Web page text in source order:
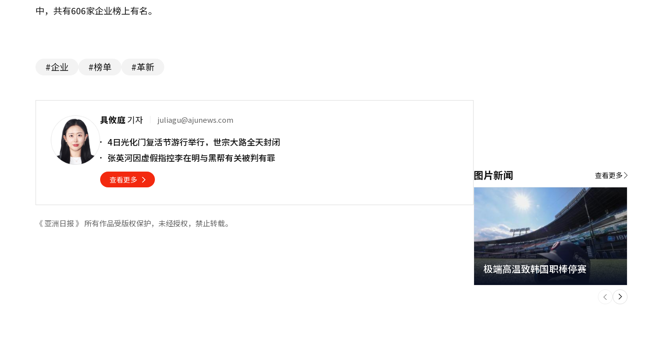
中，共有606家企业榜上有名。
#企业 #榜单 #革新
具攸庭 기자 juliagu@ajunews.com
4日光化门复活节游行举行，世宗大路全天封闭
张英河因虚假指控李在明与黑帮有关被判有罪
查看更多
《 亚洲日报 》 所有作品受版权保护，未经授权，禁止转载。
图片新闻
极端高温致韩国职棒停赛
下
一
个
查看更多